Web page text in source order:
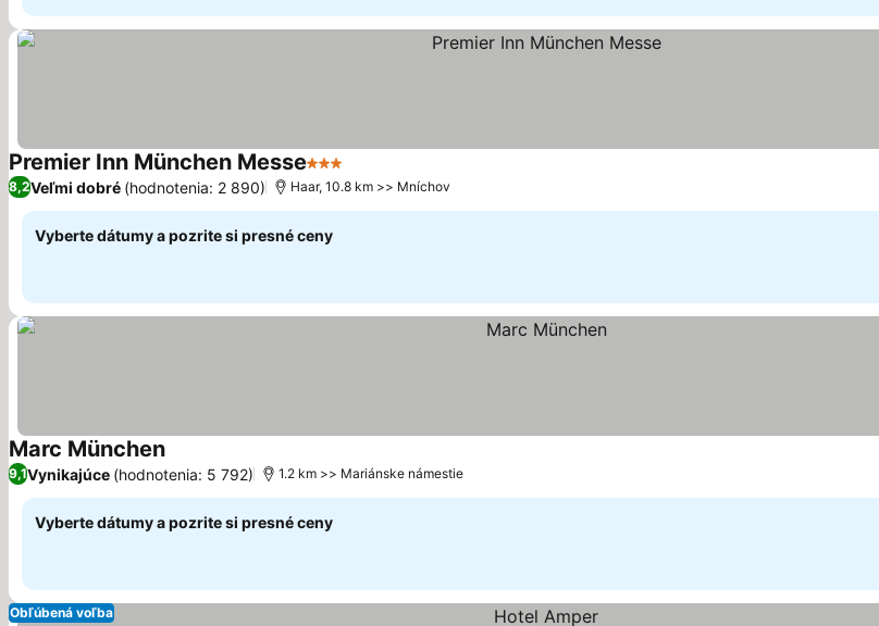
Premier Inn München Messe3 Počet hviezdičiek
8,2Veľmi dobré (hodnotenia: 2 890) Haar, 10.8 km >> Mníchov
Vyberte dátumy a pozrite si presné ceny
Marc MünchenZobraziť ceny
9,1Vynikajúce (hodnotenia: 5 792) 1.2 km >> Mariánske námestie
Vyberte dátumy a pozrite si presné ceny
Obľúbená voľba